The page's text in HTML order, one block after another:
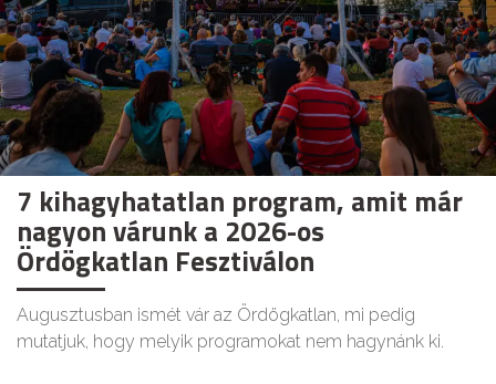
7 kihagyhatatlan program, amit már
nagyon várunk a 2026-os
Ördögkatlan Fesztiválon
Augusztusban ismét vár az Ördögkatlan, mi pedig
mutatjuk, hogy melyik programokat nem hagynánk ki.